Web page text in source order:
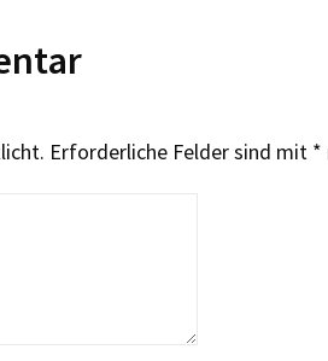
Erforderliche Felder sind mit *